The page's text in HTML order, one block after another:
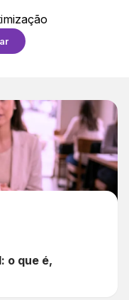
o que é,